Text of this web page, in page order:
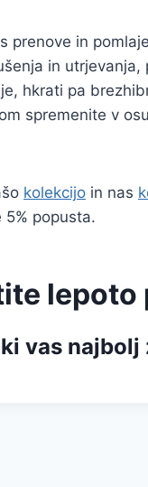
prenove in
in
hkrati pa
spremenite v
kolekcijo in nas
5% popusta.
lepoto
vas